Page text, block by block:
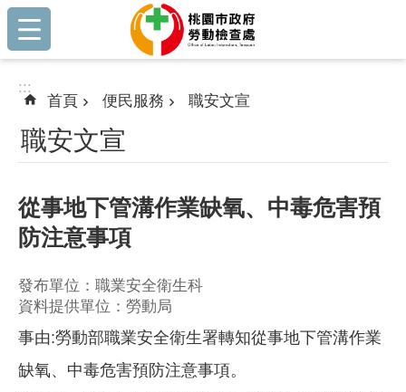
跳到主要內容區塊
:::
:::
首頁 便民服務 職安文宣
職安文宣
從事地下管溝作業缺氧、中毒危害預
防注意事項
發布單位：職業安全衛生科
資料提供單位：勞動局
事由:勞動部職業安全衛生署轉知從事地下管溝作業
缺氧、中毒危害預防注意事項。